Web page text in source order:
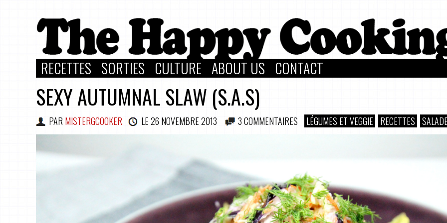
RECETTES SORTIES CULTURE ABOUT US CONTACT
SEXY AUTUMNAL SLAW (S.A.S)
PAR MISTERGCOOKER LE26 NOVEMBRE 2013 3 COMMENTAIRES LÉGUMES ET VEGGIE RECETTES